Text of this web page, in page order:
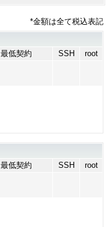
*金額は全て税込表記
最低契約 SSH root
最低契約 SSH root